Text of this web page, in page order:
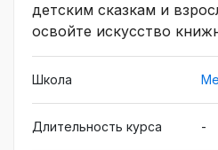
детским сказкам и
освойте искусство
преподавателем по
скетчингом. Итог курса
обучения на курсе.
Школа
Длительность курса -